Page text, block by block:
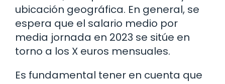
ubicación geográfica. En general, se
espera que el salario medio por
media jornada en 2023 se sitúe en
torno a los X euros mensuales.
Es fundamental tener en cuenta que